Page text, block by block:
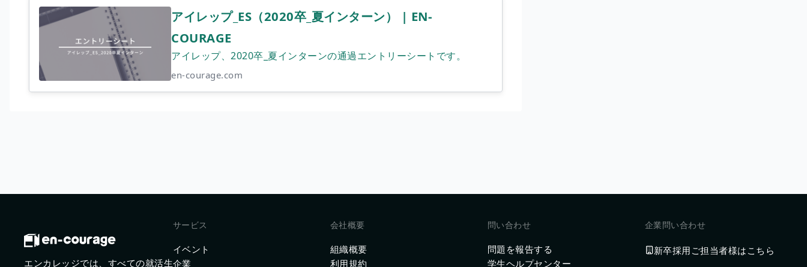
アイレップ_ES（2020卒_夏インターン） | EN-
COURAGE
アイレップ、2020卒_夏インターンの通過エントリーシートです。
en-courage.com
エンカレッジでは、すべての就活生
サービス
イベント
企業
会社概要
組織概要
利用規約
問い合わせ
問題を報告する
学生ヘルプセンター
企業問い合わせ
新卒採用ご担当者様はこちら